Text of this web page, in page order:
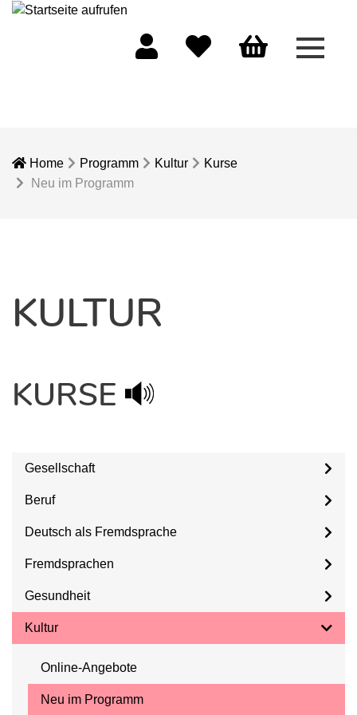
Menü
Home Programm Kultur
Kurse
Neu im Programm
KULTUR
KURSE
Gesellschaft
Beruf
Deutsch als Fremdsprache
Fremdsprachen
Gesundheit
Kultur
Online-Angebote
Neu im Programm